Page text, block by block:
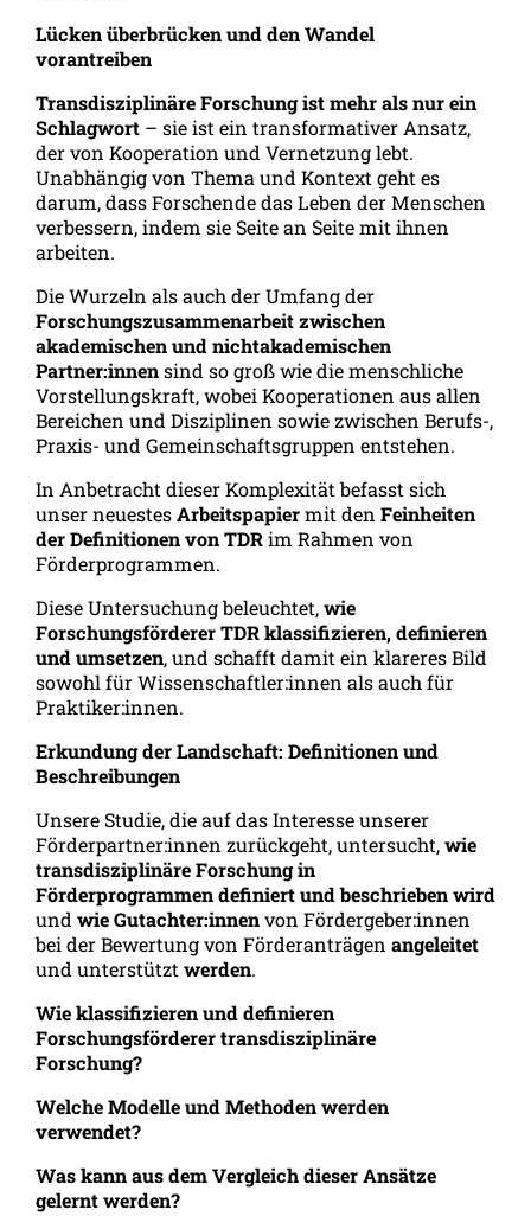
Lücken überbrücken und den Wandel
vorantreiben
Transdisziplinäre Forschung ist mehr als nur ein
Schlagwort – sie ist ein transformativer Ansatz,
der von Kooperation und Vernetzung lebt.
Unabhängig von Thema und Kontext geht es
darum, dass Forschende das Leben der Menschen
verbessern, indem sie Seite an Seite mit ihnen
arbeiten.
Die Wurzeln als auch der Umfang der
Forschungszusammenarbeit zwischen
akademischen und nichtakademischen
Partner:innensind so groß wie die menschliche
Vorstellungskraft, wobei Kooperationen aus allen
Bereichen und Disziplinen sowie zwischen Berufs-,
Praxis- und Gemeinschaftsgruppen entstehen.
In Anbetracht dieser Komplexität befasst sich
unser neuestesArbeitspapiermit den Feinheiten
der Definitionen von TDRim Rahmen von
Förderprogrammen.
Diese Untersuchung beleuchtet,wie
Forschungsförderer TDR klassifizieren, definieren
und umsetzen, und schafft damit ein klareres Bild
sowohl für Wissenschaftler:innen als auch für
Praktiker:innen.
Erkundung der Landschaft: Definitionen und
Beschreibungen
Unsere Studie, die auf das Interesse unserer
Förderpartner:innen zurückgeht, untersucht,wie
transdisziplinäre Forschung in
Förderprogrammen definiert und beschrieben wird
und wie Gutachter:innenvon Fördergeber:innen
bei der Bewertung von Förderanträgen angeleitet
und unterstützt werden.
Wie klassifizieren und definieren
Forschungsförderer transdisziplinäre
Forschung?
Welche Modelle und Methoden werden
verwendet?
Was kann aus dem Vergleich dieser Ansätze
gelernt werden?